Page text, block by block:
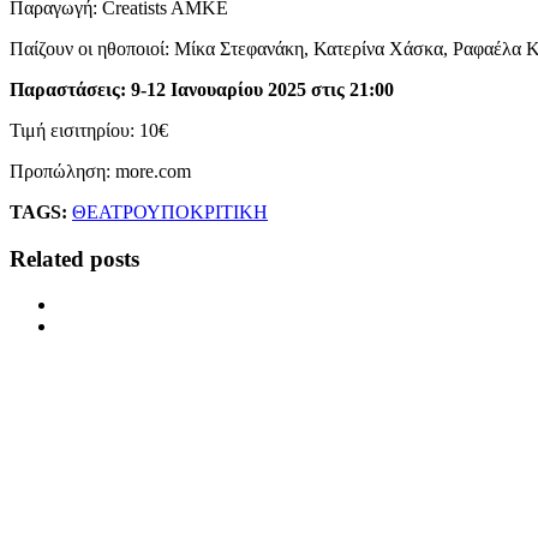
Παραγωγή: Creatists AMKE
Παίζουν οι ηθοποιοί: Μίκα Στεφανάκη, Κατερίνα Χάσκα, Ραφαέλα
Παραστάσεις: 9-12 Ιανουαρίου 2025 στις 21:00
Τιμή εισιτηρίου: 10€
Προπώληση: more.com
TAGS: ΘΕΑΤΡΟΥΠΟΚΡΙΤΙΚΗ
Related posts